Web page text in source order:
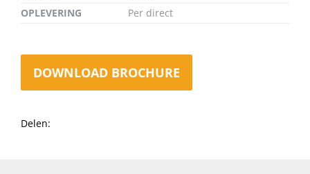
OPLEVERING
Per direct
DOWNLOAD BROCHURE
Delen: